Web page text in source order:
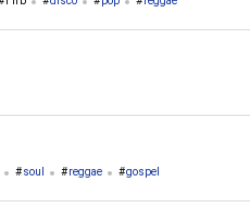
soul reggae gospel